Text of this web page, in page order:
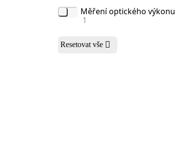
Měření optického výkonu
1
Resetovat vše